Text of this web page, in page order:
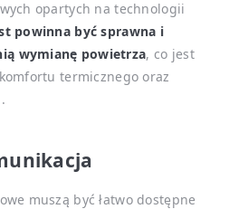
opartych na technologii
powinna być sprawna i
wymianę powietrza, co jest
termicznego oraz
muszą być łatwo dostępne